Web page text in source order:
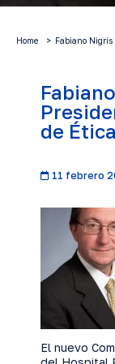
Home Fabiano
de
11 febrero
El nuevo